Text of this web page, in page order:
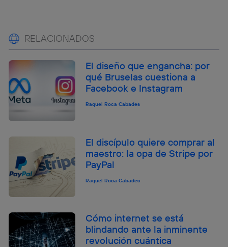
RELACIONADOS
El diseño que engancha: por
qué Bruselas cuestiona a
Facebook e Instagram
Raquel Roca Cabades
El discípulo quiere comprar al
maestro: la opa de Stripe por
PayPal
Raquel Roca Cabades
Cómo internet se está
blindando ante la inminente
revolución cuántica